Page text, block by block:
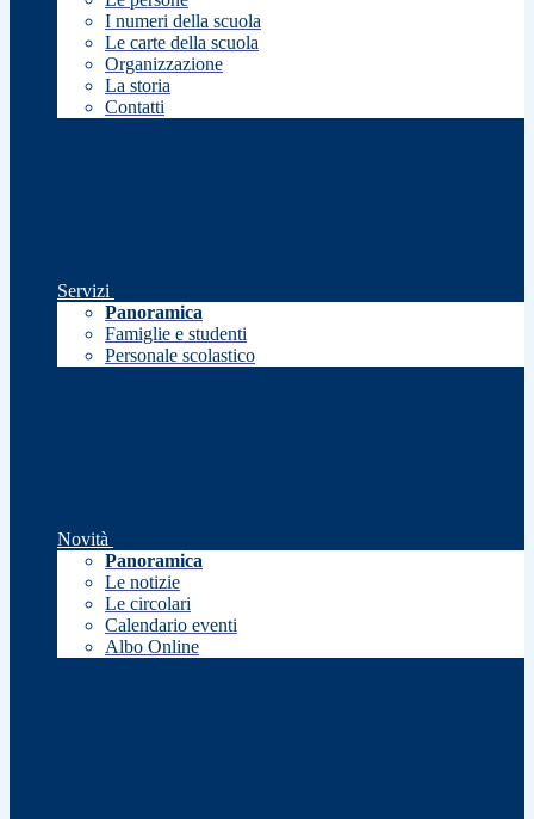
I numeri della scuola
Le carte della scuola
Organizzazione
La storia
Contatti
Servizi
Panoramica
Famiglie e studenti
Personale scolastico
Novità
Panoramica
Le notizie
Le circolari
Calendario eventi
Albo Online